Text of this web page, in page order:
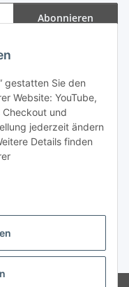
gestatten Sie den
Website: YouTube,
Checkout und
jederzeit ändern
Details finden
Abonnieren
berechnet, zzgl.Versand